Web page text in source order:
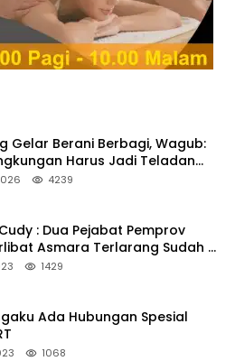
Gelar Berani Berbagi, Wagub:
Harus Jadi Teladan
4239
Pemprov
Asmara Terlarang Sudah di
1429
Ada Hubungan Spesial
1068